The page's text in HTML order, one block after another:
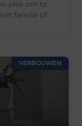
plek om te
familie of
VERBOUWEN